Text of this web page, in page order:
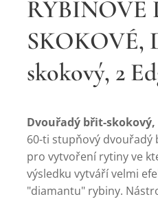
RYBINOVÉ
SKOKOVÉ,
skokový, 2
Dvouřadý břit-skokový,
60-ti stupňový dvouřadý
pro vytvoření rytiny ve
výsledku vytváří velmi
"diamantu" rybiny.